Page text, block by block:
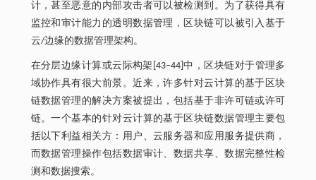
计，甚至恶意的内部攻击者可以被检测到。为了获得具有
监控和审计能力的透明数据管理，区块链可以被引入基于
云/边缘的数据管理架构。
在分层边缘计算或云际构架[43‒44]中，区块链对于管理多
域协作具有很大前景。近来，许多针对云计算的基于区块
链数据管理的解决方案被提出，包括基于非许可链或许可
链。一个基本的针对云计算的基于区块链数据管理主要包
括以下利益相关方：用户、云服务器和应用服务提供商，
而数据管理操作包括数据审计、数据共享、数据完整性检
测和数据搜索。